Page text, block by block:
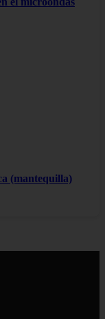
(mantequilla)